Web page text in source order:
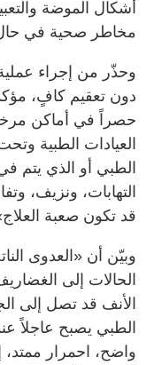
أشكال الموضة
مخاطر صحية في
وحذّر من إجراء
دون تعقيم كافٍ،
حصراً في أماكن
العيادات الطبية
الطبي أو الذي يتم
التهابات، ونزيف،
قد تكون صعبة
وبيّن أن «العدوى
الحالات إلى
الأنف قد تصل إلى
الطبي يصبح عاجلاً
واضح، احمرار ممتد،